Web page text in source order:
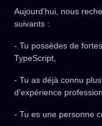
Aujourd'hui, nous
suivants :
- Tu possèdes de
TypeScript,
- Tu as déjà connu
d'expérience
- Tu es une personne